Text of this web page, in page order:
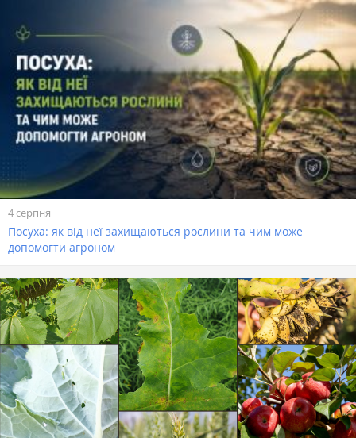
4 серпня
Посуха: як від неї захищаються рослини та чим може
допомогти агроном